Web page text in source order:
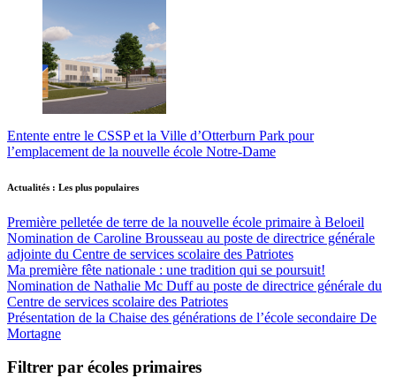
Entente entre le CSSP et la Ville d’Otterburn Park pour
l’emplacement de la nouvelle école Notre-Dame
Actualités : Les plus populaires
Première pelletée de terre de la nouvelle école primaire à Beloeil
Nomination de Caroline Brousseau au poste de directrice générale
adjointe du Centre de services scolaire des Patriotes
Ma première fête nationale : une tradition qui se poursuit!
Nomination de Nathalie Mc Duff au poste de directrice générale du
Centre de services scolaire des Patriotes
Présentation de la Chaise des générations de l’école secondaire De
Mortagne
Filtrer par écoles primaires